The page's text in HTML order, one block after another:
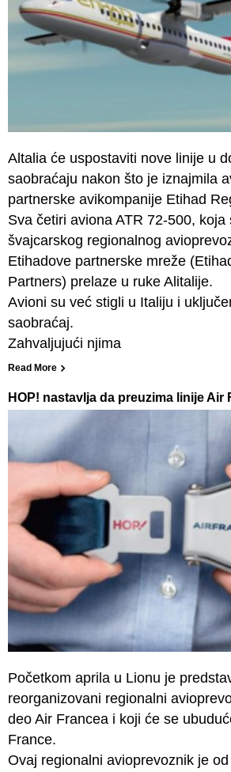
Altalia će uspostaviti nove linije u
saobraćaju nakon što je iznajmila
partnerske avikompanije Etihad
Sva četiri aviona ATR 72-500, koja
švajcarskog regionalnog
Etihadove partnerske mreže
Partners) prelaze u ruke Alitalije.
Avioni su već stigli u Italiju i
saobraćaj.
Zahvaljujući njima
Read More
HOP! nastavlja da preuzima linije Air
Početkom aprila u Lionu je
reorganizovani regionalni
deo Air Francea i koji će se
France.
Ovaj regionalni avioprevoznik je